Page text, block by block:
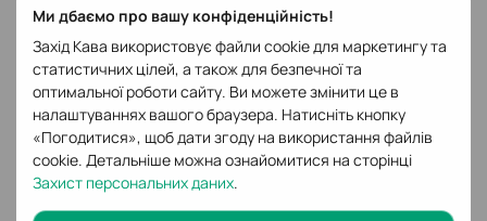
Ми дбаємо про вашу конфіденційність!
Захід Кава використовує файли cookie для маркетингу та
статистичних цілей, а також для безпечної та
оптимальної роботи сайту. Ви можете змінити це в
налаштуваннях вашого браузера. Натисніть кнопку
«Погодитися», щоб дати згоду на використання файлів
cookie. Детальніше можна ознайомитися на сторінці
Захист персональних даних.